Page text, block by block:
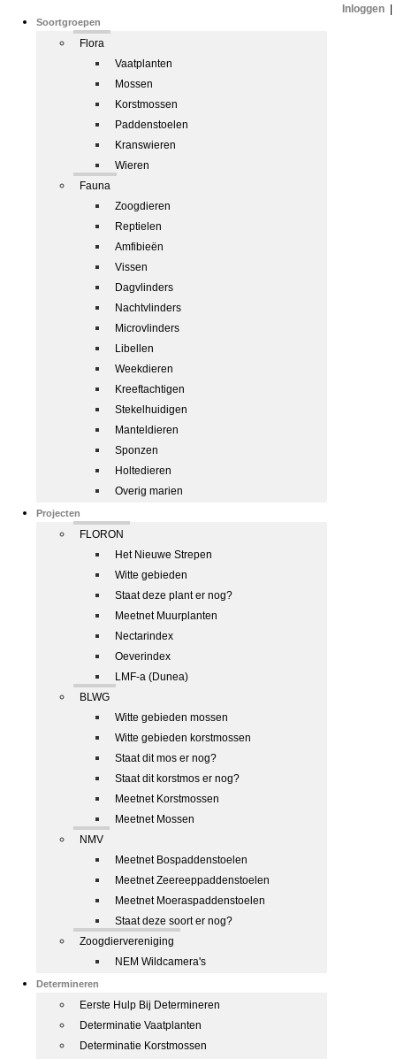
Soortgroepen
Flora
Vaatplanten
Mossen
Korstmossen
Paddenstoelen
Kranswieren
Wieren
Fauna
Zoogdieren
Reptielen
Amfibieën
Vissen
Dagvlinders
Nachtvlinders
Microvlinders
Libellen
Weekdieren
Kreeftachtigen
Stekelhuidigen
Manteldieren
Sponzen
Holtedieren
Overig marien
Projecten
FLORON
Het Nieuwe Strepen
Witte gebieden
Staat deze plant er nog?
Meetnet Muurplanten
Nectarindex
Oeverindex
LMF-a (Dunea)
BLWG
Witte gebieden mossen
Witte gebieden korstmossen
Staat dit mos er nog?
Staat dit korstmos er nog?
Meetnet Korstmossen
Meetnet Mossen
NMV
Meetnet Bospaddenstoelen
Meetnet Zeereeppaddenstoelen
Meetnet Moeraspaddenstoelen
Staat deze soort er nog?
Zoogdiervereniging
NEM Wildcamera's
Determineren
Eerste Hulp Bij Determineren
Determinatie Vaatplanten
Determinatie Korstmossen
Inloggen